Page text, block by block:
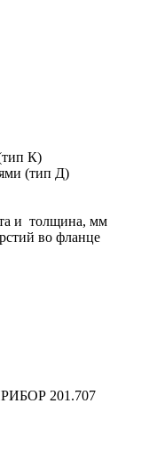
К)
(тип Д)
и толщина, мм
во фланце
201.707